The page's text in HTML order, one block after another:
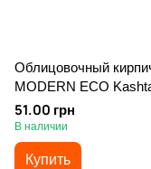
Облицовочный
MODERN ECO
51.00 грн
В наличии
Купить